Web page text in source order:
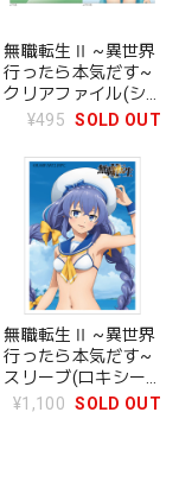
無職転生Ⅱ ~異世界
行ったら本気だす~
クリアファイル(シ
ルフィエット/マリ
¥495 SOLD OUT
無職転生Ⅱ ~異世界
行ったら本気だす~
スリーブ(ロキシー/
マリンセーラー水
¥1,100 SOLD OUT